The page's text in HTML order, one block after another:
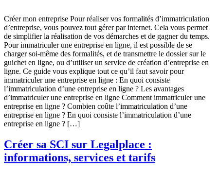
Créer mon entreprise Pour réaliser vos formalités d’immatriculation
d’entreprise, vous pouvez tout gérer par internet. Cela vous permet
de simplifier la réalisation de vos démarches et de gagner du temps.
Pour immatriculer une entreprise en ligne, il est possible de se
charger soi-même des formalités, et de transmettre le dossier sur le
guichet en ligne, ou d’utiliser un service de création d’entreprise en
ligne. Ce guide vous explique tout ce qu’il faut savoir pour
immatriculer une entreprise en ligne : En quoi consiste
l’immatriculation d’une entreprise en ligne ? Les avantages
d’immatriculer une entreprise en ligne Comment immatriculer une
entreprise en ligne ? Combien coûte l’immatriculation d’une
entreprise en ligne ? En quoi consiste l’immatriculation d’une
entreprise en ligne ? […]
Créer sa SCI sur Legalplace :
informations, services et tarifs